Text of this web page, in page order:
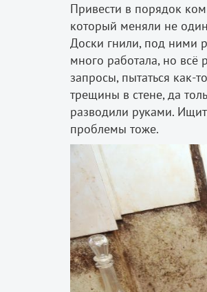
Привести в порядок
который меняли не
Доски гнили, под ними
много работала, но всё
запросы, пытаться
трещины в стене, да
разводили руками.
проблемы тоже.